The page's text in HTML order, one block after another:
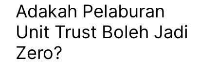
Adakah Pelaburan
Unit Trust Boleh Jadi
Zero?